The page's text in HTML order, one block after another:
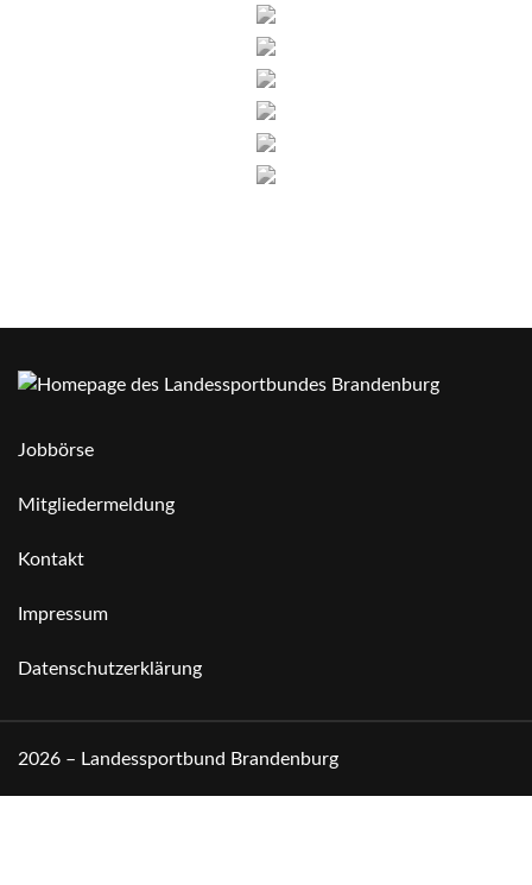
Jobbörse
Mitgliedermeldung
Kontakt
Impressum
Datenschutzerklärung
2026 – Landessportbund Brandenburg